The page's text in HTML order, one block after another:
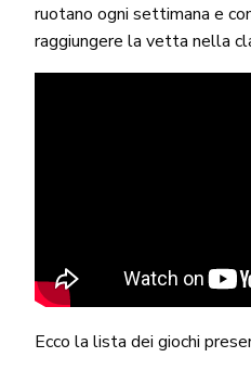
ruotano ogni settimana e
raggiungere la vetta nella
Ecco la lista dei giochi